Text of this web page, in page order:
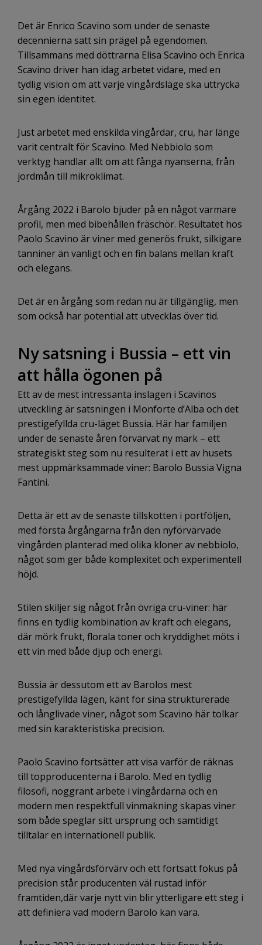
Det är Enrico Scavino som under de senaste
decennierna satt sin prägel på egendomen.
Tillsammans med döttrarna Elisa Scavino och Enrica
Scavino driver han idag arbetet vidare, med en
tydlig vision om att varje vingårdsläge ska uttrycka
sin egen identitet.
Just arbetet med enskilda vingårdar, cru, har länge
varit centralt för Scavino. Med Nebbiolo som
verktyg handlar allt om att fånga nyanserna, från
jordmån till mikroklimat.
Årgång 2022 i Barolo bjuder på en något varmare
profil, men med bibehållen fräschör. Resultatet hos
Paolo Scavino är viner med generös frukt, silkigare
tanniner än vanligt och en fin balans mellan kraft
och elegans.
Det är en årgång som redan nu är tillgänglig, men
som också har potential att utvecklas över tid.
Ny satsning i Bussia – ett vin
att hålla ögonen på
Ett av de mest intressanta inslagen i Scavinos
utveckling är satsningen i Monforte d’Alba och det
prestigefyllda cru-läget Bussia. Här har familjen
under de senaste åren förvärvat ny mark – ett
strategiskt steg som nu resulterat i ett av husets
mest uppmärksammade viner: Barolo Bussia Vigna
Fantini.
Detta är ett av de senaste tillskotten i portföljen,
med första årgångarna från den nyförvärvade
vingården planterad med olika kloner av nebbiolo,
något som ger både komplexitet och experimentell
höjd.
Stilen skiljer sig något från övriga cru-viner: här
finns en tydlig kombination av kraft och elegans,
där mörk frukt, florala toner och kryddighet möts i
ett vin med både djup och energi.
Bussia är dessutom ett av Barolos mest
prestigefyllda lägen, känt för sina strukturerade
och långlivade viner, något som Scavino här tolkar
med sin karakteristiska precision.
Paolo Scavino fortsätter att visa varför de räknas
till topproducenterna i Barolo. Med en tydlig
filosofi, noggrant arbete i vingårdarna och en
modern men respektfull vinmakning skapas viner
som både speglar sitt ursprung och samtidigt
tilltalar en internationell publik.
Med nya vingårdsförvärv och ett fortsatt fokus på
precision står producenten väl rustad inför
framtiden,där varje nytt vin blir ytterligare ett steg i
att definiera vad modern Barolo kan vara.